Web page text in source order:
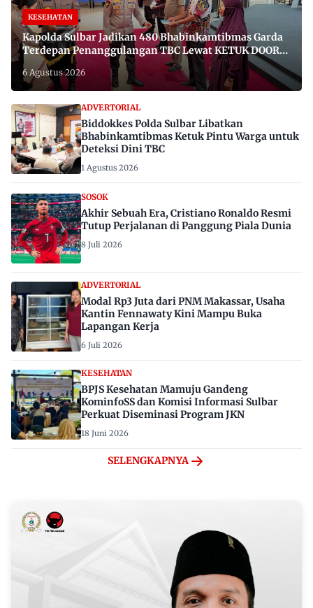
KESEHATAN
Kapolda Sulbar Jadikan 480 Bhabinkamtibmas Garda
Terdepan Penanggulangan TBC Lewat KETUK DOORS
di 650 Desa
6 Agustus 2026
ADVERTORIAL
Biddokkes Polda Sulbar Libatkan
Bhabinkamtibmas Ketuk Pintu Warga untuk
Deteksi Dini TBC
1 Agustus 2026
SOSOK
Akhir Sebuah Era, Cristiano Ronaldo Resmi
Tutup Perjalanan di Panggung Piala Dunia
8 Juli 2026
ADVERTORIAL
Modal Rp3 Juta dari PNM Makassar, Usaha
Kantin Fennawaty Kini Mampu Buka
Lapangan Kerja
6 Juli 2026
KESEHATAN
BPJS Kesehatan Mamuju Gandeng
KominfoSS dan Komisi Informasi Sulbar
Perkuat Diseminasi Program JKN
18 Juni 2026
SELENGKAPNYA